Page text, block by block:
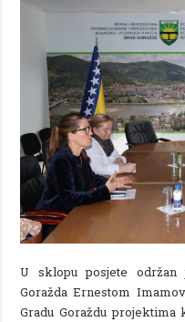
U sklopu posjete održan
Goražda Ernestom
Gradu Goraždu